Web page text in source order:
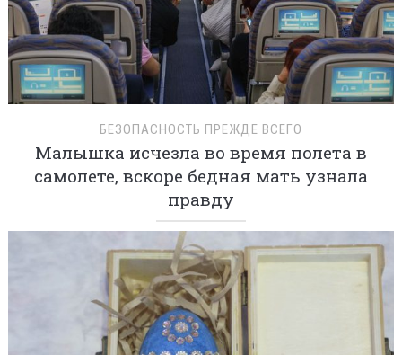
БЕЗОПАСНОСТЬ ПРЕЖДЕ ВСЕГО
Малышка исчезла во время полета в
самолете, вскоре бедная мать узнала
правду